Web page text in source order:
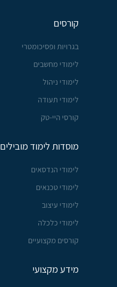
קורסים
בגרויות ופסיכומטרי
לימודי מחשבים
לימודי ניהול
לימודי תעודה
קורסי היי-טק
מוסדות לימוד מובילים
לימודי הנדסאים
לימודי טכנאים
לימודי עיצוב
לימודי כלכלה
קורסים מקצועיים
מידע מקצועי